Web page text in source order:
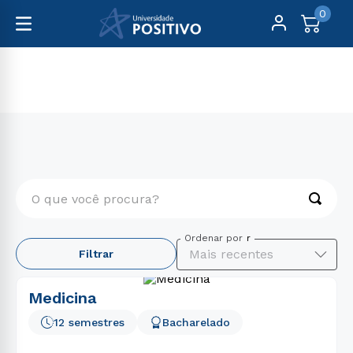
0
Filtrar
Ordenar por
Mais recentes
Medicina
12 semestres Bacharelado
TERMOS MAIS BUSCADOS
engenharia
2º
biomedicina